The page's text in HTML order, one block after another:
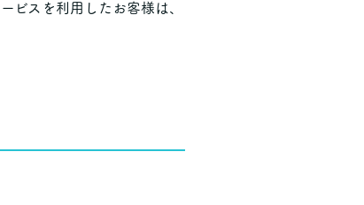
ビスを利用したお客様は、